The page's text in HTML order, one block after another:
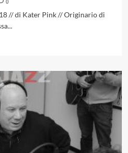
0
// di Kater Pink // Originario di